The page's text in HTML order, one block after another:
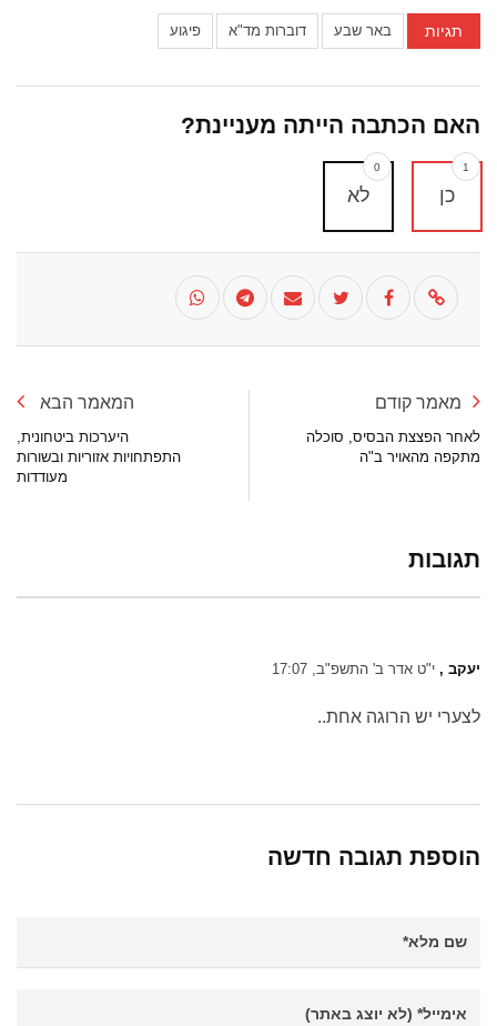
תגיות באר שבע דוברות מד"א פיגוע
האם הכתבה הייתה מעניינת?
כן
1
לא
0
מאמר קודם
לאחר הפצצת הבסיס, סוכלה
מתקפה מהאויר ב"ה
המאמר הבא
היערכות ביטחונית,
התפתחויות אזוריות ובשורות
מעודדות
תגובות
יעקב , י"ט אדר ב' התשפ"ב, 17:07
לצערי יש הרוגה אחת..
הוספת תגובה חדשה